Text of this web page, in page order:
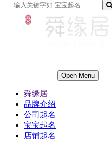
Open Menu
舜缘居
品牌介绍
公司起名
宝宝起名
店铺起名